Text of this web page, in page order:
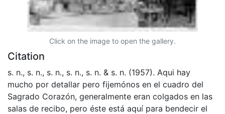
Click on the image to open the gallery.
Citation
s. n., s. n., s. n., s. n., s. n. & s. n. (1957). Aqui hay
mucho por detallar pero fijemónos en el cuadro del
Sagrado Corazón, generalmente eran colgados en las
salas de recibo, pero éste está aquí para bendecir el